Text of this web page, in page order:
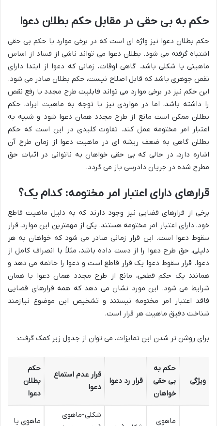
حکم به بی حقی در مقابل حکم بطلان دعوا
حکم بطلان دعوا نیز واژه ای است که در برخی موارد با حکم بی حقی
اشتباه گرفته می شود. بطلان دعوا می تواند ناشی از فساد از اساس
ماهیتی یا شکلی باشد. گاهی اوقات، زمانی که دعوا از ابتدا دارای
نقص جوهری باشد که قابل اصلاح نیست، حکم بطلان صادر می شود.
این حکم نیز در برخی موارد می تواند قابلیت طرح مجدد با رفع نقص
را داشته باشد، اما در مواردی نیز با توجه به ماهیت ایراد، حکم
بطلان ممکن است مانع از طرح مجدد همان دعوا شود و شبیه به
اعتبار امر مختومه عمل کند. تفاوت کلیدی در این است که حکم
بطلان گاهی به ضعف ریشه ای در ماهیت دعوا از زمان طرح آن
اشاره دارد، در حالی که بی حقی خواهان به ناتوانی در اثبات حق
مطرح شده در جریان دادرسی باز می گردد.
قرارهای دارای اعتبار امر مختومه: کدام یک؟
برخی از قرارهای قضایی نیز وجود دارند که به دلیل ماهیت قاطع
خود، دارای اعتبار امر مختومه هستند. یکی از مهمترین این موارد، قرار
سقوط دعوا است. این قرار زمانی صادر می شود که خواهان به هر
دلیلی، حق طرح دعوا را از دست داده باشد، مثلاً با انصراف کامل از
دعوا. قرار سقوط دعوا یک قرار قاطع است و دعوا را خاتمه می دهد و
همانند یک حکم قطعی، مانع از طرح مجدد همان دعوا با همان
شرایط می شود. این مورد نشان می دهد که همه قرارهای قضایی
فاقد اعتبار امر مختومه نیستند و تشخیص این موضوع نیازمند
شناخت دقیق ماهیت هر قرار است.
برای روشن تر شدن این تمایزات، می توان از جدول زیر کمک گرفت:
ویژگی
حکم به
بی حقی
خواهان
قرار رد دعوا
قرار عدم استماع
دعوا
حکم
بطلان
دعوا
ماهوی
شکلی-ماهوی
ماهوی یا